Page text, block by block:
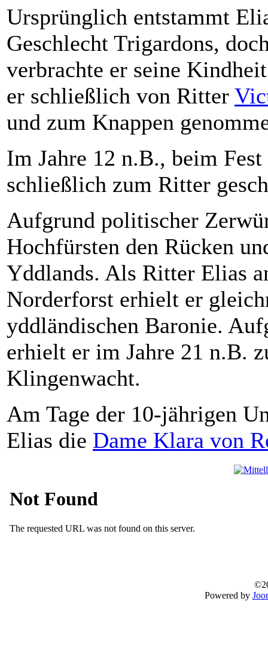
Ursprünglich entstammt
Geschlecht Trigardons,
verbrachte er seine
er schließlich von Ritter
und zum Knappen
Im Jahre 12 n.B., beim
schließlich zum Ritter
Aufgrund politischer
Hochfürsten den Rücken
Yddlands. Als Ritter Elias
Norderforst erhielt er
yddländischen Baronie.
erhielt er im Jahre 21 n.B.
Klingenwacht.
Am Tage der 10-jährigen
Elias die Dame Klara von
Powered by